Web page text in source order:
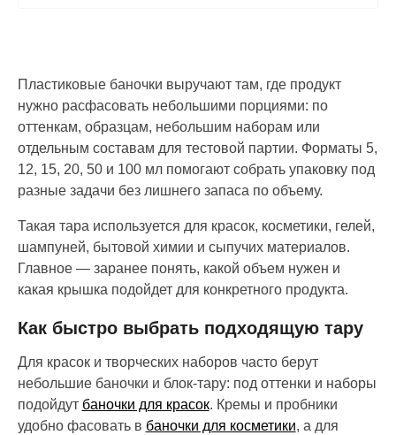
Пластиковые баночки выручают там, где продукт
нужно расфасовать небольшими порциями: по
оттенкам, образцам, небольшим наборам или
отдельным составам для тестовой партии. Форматы 5,
12, 15, 20, 50 и 100 мл помогают собрать упаковку под
разные задачи без лишнего запаса по объему.
Такая тара используется для красок, косметики, гелей,
шампуней, бытовой химии и сыпучих материалов.
Главное — заранее понять, какой объем нужен и
какая крышка подойдет для конкретного продукта.
Как быстро выбрать подходящую тару
Для красок и творческих наборов часто берут
небольшие баночки и блок-тару: под оттенки и наборы
подойдут баночки для красок. Кремы и пробники
удобно фасовать в баночки для косметики, а для